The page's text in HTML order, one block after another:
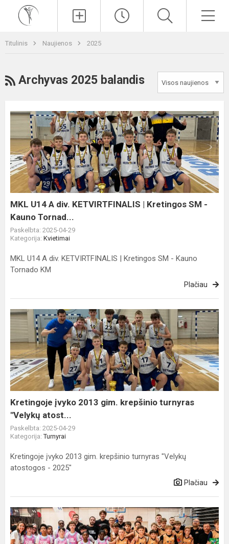
Titulinis Naujienos 2025
RSS
Archyvas 2025 balandis
MKL
U14
A
div.
KETVIRTFINALIS
|
Kretingos
SM
-
Kauno
Tornad...
MKL U14 A div. KETVIRTFINALIS | Kretingos SM -
Kauno Tornad...
Paskelbta: 2025-04-29
Kategorija: Kvietimai
MKL U14 A div. KETVIRTFINALIS | Kretingos SM - Kauno
Tornado KM
Plačiau
Kretingoje
įvyko
2013
gim.
krepšinio
turnyras
"Velykų
atost...
Kretingoje įvyko 2013 gim. krepšinio turnyras
"Velykų atost...
Paskelbta: 2025-04-29
Kategorija:Turnyrai
Kretingoje įvyko 2013 gim. krepšinio turnyras "Velykų
atostogos - 2025"
Plačiau
Vilniuje
vyko
Mato